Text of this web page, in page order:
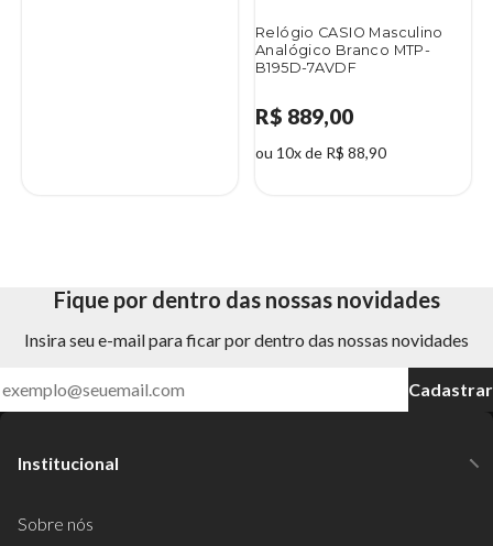
Relógio CASIO Masculino
Analógico Branco MTP-
B195D-7AVDF
R$ 889,00
ou 10x de R$ 88,90
Fique por dentro das nossas novidades
Insira seu e-mail para ficar por dentro das nossas novidades
Cadastrar
Institucional
Sobre nós